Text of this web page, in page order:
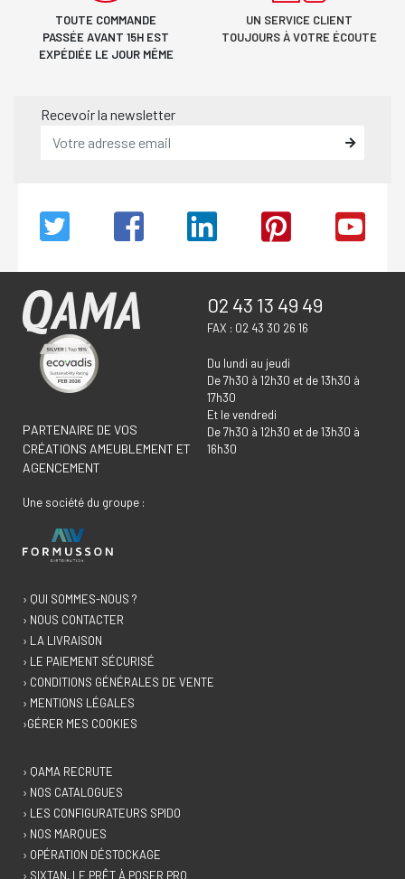
TOUTE COMMANDE
PASSÉE AVANT 15H EST
EXPÉDIÉE LE JOUR MÊME
UN SERVICE CLIENT
TOUJOURS À VOTRE ÉCOUTE
Recevoir la newsletter
PARTENAIRE DE VOS
CRÉATIONS AMEUBLEMENT ET
AGENCEMENT
Une société du groupe :
02 43 13 49 49
FAX : 02 43 30 26 16
Du lundi au jeudi
De 7h30 à 12h30 et de 13h30 à
17h30
Et le vendredi
De 7h30 à 12h30 et de 13h30 à
16h30
› QUI SOMMES-NOUS ?
› NOUS CONTACTER
› LA LIVRAISON
› LE PAIEMENT SÉCURISÉ
› CONDITIONS GÉNÉRALES DE VENTE
› MENTIONS LÉGALES
›GÉRER MES COOKIES
› QAMA RECRUTE
› NOS CATALOGUES
› LES CONFIGURATEURS SPIDO
› NOS MARQUES
› OPÉRATION DÉSTOCKAGE
› SIXTAN, LE PRÊT À POSER PRO